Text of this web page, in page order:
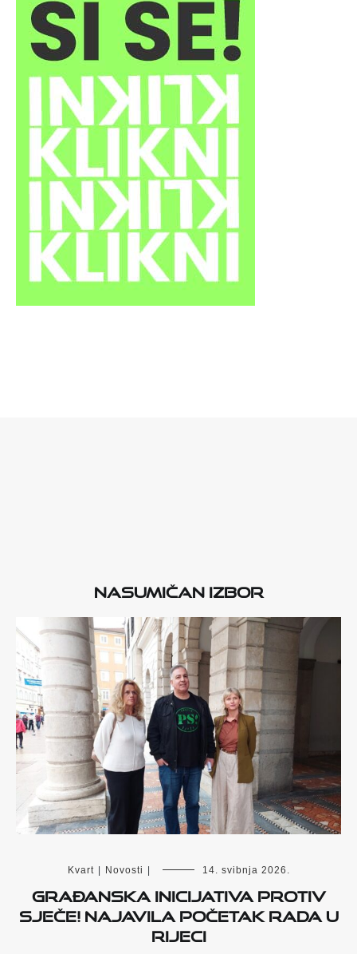
Nasumičan izbor
Kvart Novosti 14. svibnja 2026.
Građanska inicijativa Protiv
sječe! najavila početak rada u
Rijeci